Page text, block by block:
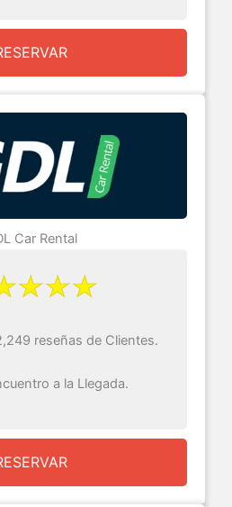
Car Rental
reseñas de Clientes.
a la Llegada.